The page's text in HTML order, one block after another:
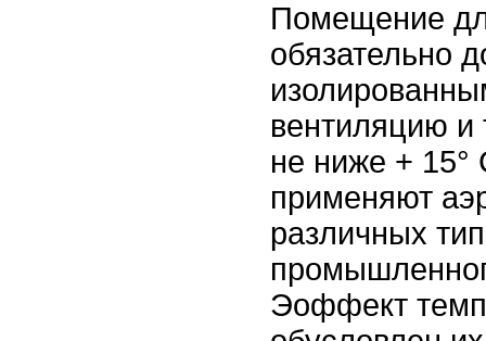
Помещение
обязательно
вентиляцию и
не ниже +
применяют
различных
Эоффект